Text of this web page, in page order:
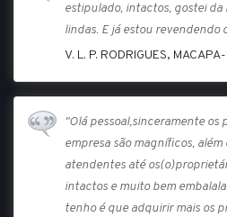
estipulado, intactos, gostei da
lindas. E já estou revendendo
V. L. P. RODRIGUES,
"Olá pessoal,sinceramente
empresa são magníficos,
atendentes até
intactos e muito bem
tenho é que adquirir mais os